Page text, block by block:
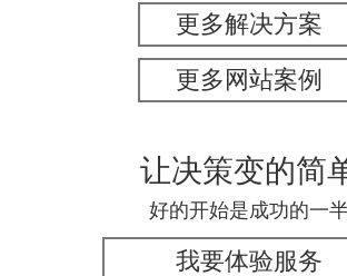
更多解决方案
更多网站案例
让决策变的简
好的开始是成功的一
我要体验服务